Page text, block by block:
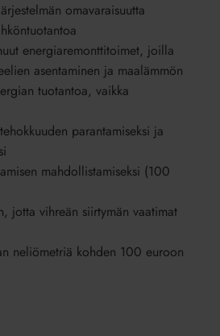
omavaraisuutta
energiaremonttitoimet, joilla
asentaminen ja maalämmön
tuotantoa, vaikka
parantamiseksi ja
mahdollistamiseksi (100
jotta vihreän siirtymän vaatimat
neliömetriä kohden 100 euroon